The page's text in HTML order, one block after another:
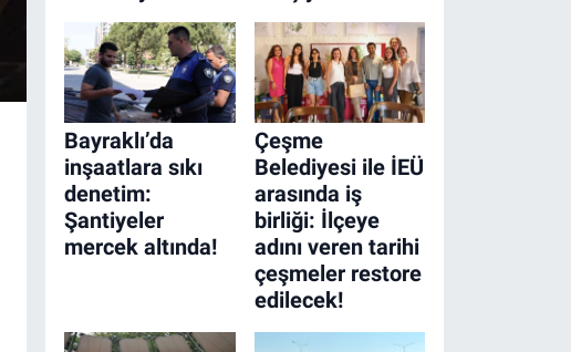
Bayraklı’da
inşaatlara sıkı
denetim:
Şantiyeler
mercek altında!
Çeşme
Belediyesi ile İEÜ
arasında iş
birliği: İlçeye
adını veren tarihi
çeşmeler restore
edilecek!